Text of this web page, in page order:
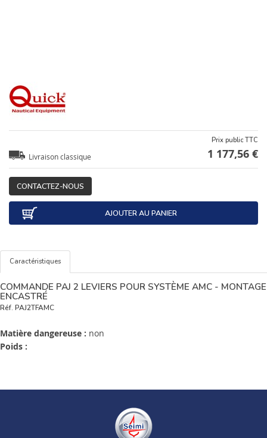
Livraison classique
Prix public TTC
1 177,56 €
CONTACTEZ-NOUS
AJOUTER AU PANIER
Caractéristiques
COMMANDE PAJ 2 LEVIERS POUR SYSTÈME AMC - MONTAGE
ENCASTRÉ
Réf. PAJ2TFAMC
Matière dangereuse : non
Poids :